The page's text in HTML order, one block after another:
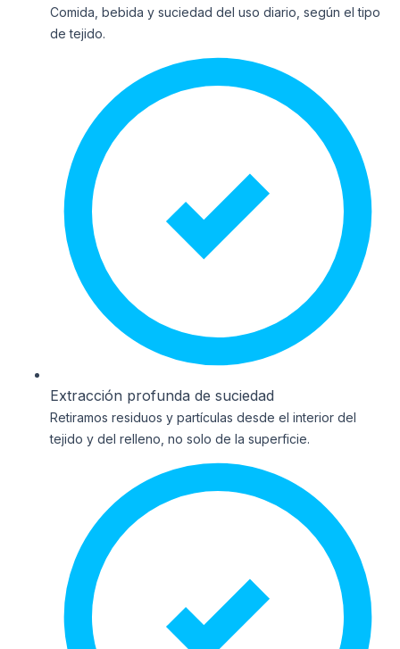
Comida, bebida y suciedad del uso diario, según el tipo
de tejido.
Extracción profunda de suciedad
Retiramos residuos y partículas desde el interior del
tejido y del relleno, no solo de la superficie.